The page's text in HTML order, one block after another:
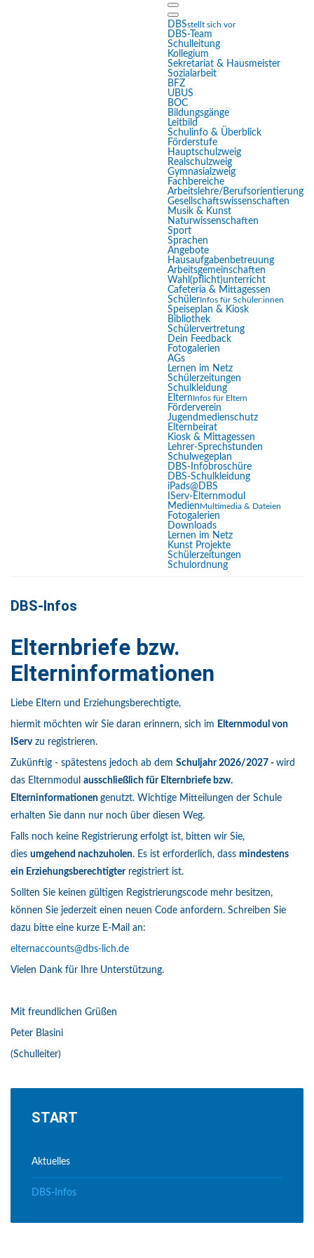
DBSstellt sich vor
DBS-Team
Schulleitung
Kollegium
Sekretariat & Hausmeister
Sozialarbeit
BFZ
UBUS
BOC
Bildungsgänge
Leitbild
Schulinfo & Überblick
Förderstufe
Hauptschulzweig
Realschulzweig
Gymnasialzweig
Fachbereiche
Arbeitslehre/Berufsorientierung
Gesellschaftswissenschaften
Musik & Kunst
Naturwissenschaften
Sport
Sprachen
Angebote
Hausaufgabenbetreuung
Arbeitsgemeinschaften
Wahl(pflicht)unterricht
Cafeteria & Mittagessen
SchülerInfos für Schüler:innen
Speiseplan & Kiosk
Bibliothek
Schülervertretung
Dein Feedback
Fotogalerien
AGs
Lernen im Netz
Schülerzeitungen
Schulkleidung
ElternInfos für Eltern
Förderverein
Jugendmedienschutz
Elternbeirat
Kiosk & Mittagessen
Lehrer-Sprechstunden
Schulwegeplan
DBS-Infobroschüre
DBS-Schulkleidung
iPads@DBS
IServ-Elternmodul
MedienMultimedia & Dateien
Fotogalerien
Downloads
Lernen im Netz
Kunst Projekte
Schülerzeitungen
Schulordnung
DBS-Infos
Elternbriefe bzw. Elterninformationen
DBS-Infos
Elternbriefe bzw.
Elterninformationen
Liebe Eltern und Erziehungsberechtigte,
hiermit möchten wir Sie daran erinnern, sich im Elternmodul von
IServzu registrieren.
Zukünftig - spätestens jedoch ab dem Schuljahr 2026/2027 - wird
das Elternmodul ausschließlich für Elternbriefe bzw.
Elterninformationen genutzt. Wichtige Mitteilungen der Schule
erhalten Sie dann nur noch über diesen Weg.
Falls noch keine Registrierung erfolgt ist, bitten wir Sie,
dies umgehend nachzuholen. Es ist erforderlich, dass mindestens
ein Erziehungsberechtigterregistriert ist.
Sollten Sie keinen gültigen Registrierungscode mehr besitzen,
können Sie jederzeit einen neuen Code anfordern. Schreiben Sie
dazu bitte eine kurze E-Mail an:
elternaccounts@dbs-lich.de
Vielen Dank für Ihre Unterstützung.
Mit freundlichen Grüßen
Peter Blasini
(Schulleiter)
START
Aktuelles
DBS-Infos